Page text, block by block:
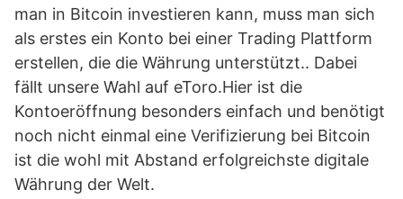
man in Bitcoin investieren kann, muss man sich
als erstes ein Konto bei einer Trading Plattform
erstellen, die die Währung unterstützt.. Dabei
fällt unsere Wahl auf eToro.Hier ist die
Kontoeröffnung besonders einfach und benötigt
noch nicht einmal eine Verifizierung bei Bitcoin
ist die wohl mit Abstand erfolgreichste digitale
Währung der Welt.